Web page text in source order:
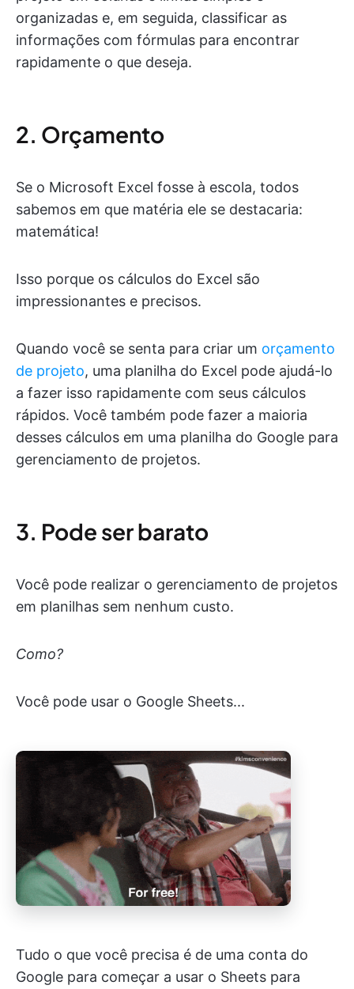
organizadas e, em seguida, classificar as
informações com fórmulas para encontrar
rapidamente o que deseja.
2. Orçamento
Se o Microsoft Excel fosse à escola, todos
sabemos em que matéria ele se destacaria:
matemática!
Isso porque os cálculos do Excel são
impressionantes e precisos.
Quando você se senta para criar um orçamento
de projeto, uma planilha do Excel pode ajudá-lo
a fazer isso rapidamente com seus cálculos
rápidos. Você também pode fazer a maioria
desses cálculos em uma planilha do Google para
gerenciamento de projetos.
3. Pode ser barato
Você pode realizar o gerenciamento de projetos
em planilhas sem nenhum custo.
Como?
Você pode usar o Google Sheets...
Tudo o que você precisa é de uma conta do
Google para começar a usar o Sheets para